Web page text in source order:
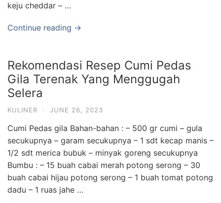
keju cheddar – …
Continue reading →
Rekomendasi Resep Cumi Pedas
Gila Terenak Yang Menggugah
Selera
KULINER · JUNE 26, 2023
Cumi Pedas gila Bahan-bahan : – 500 gr cumi – gula
secukupnya – garam secukupnya – 1 sdt kecap manis –
1/2 sdt merica bubuk – minyak goreng secukupnya
Bumbu : – 15 buah cabai merah potong serong – 30
buah cabai hijau potong serong – 1 buah tomat potong
dadu – 1 ruas jahe …